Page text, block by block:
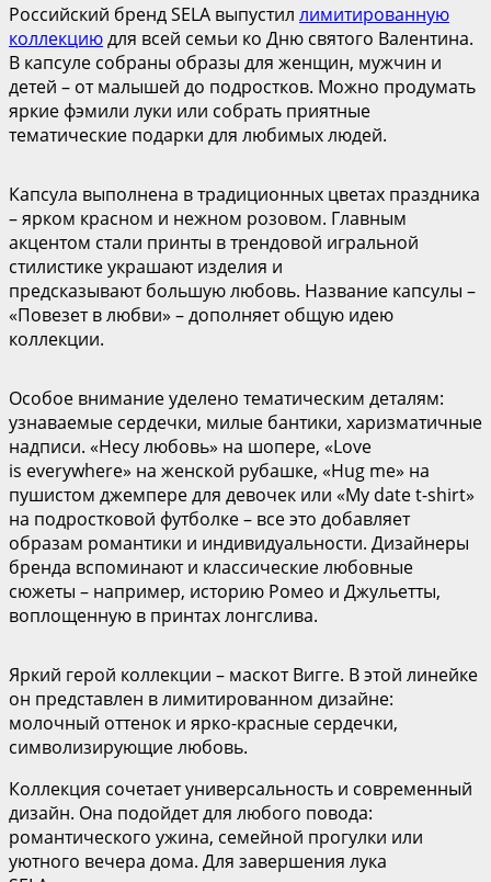
Российский бренд SELA выпустил лимитированную
коллекциюдля всей семьи ко Дню святого Валентина.
В капсуле собраны образы для женщин, мужчин и
детей – от малышей до подростков. Можно продумать
яркие фэмили луки или собрать приятные
тематические подарки для любимых людей.
Капсула выполнена в традиционных цветах праздника
– ярком красном и нежном розовом. Главным
акцентом стали принты в трендовой игральной
стилистике украшают изделия и
предсказывают большую любовь. Название капсулы –
«Повезет в любви» – дополняет общую идею
коллекции.
Особое внимание уделено тематическим деталям:
узнаваемые сердечки, милые бантики, харизматичные
надписи. «Несу любовь» на шопере, «Love
is everywhere» на женской рубашке, «Hug me» на
пушистом джемпере для девочек или «My date t-shirt»
на подростковой футболке – все это добавляет
образам романтики и индивидуальности. Дизайнеры
бренда вспоминают и классические любовные
сюжеты – например, историю Ромео и Джульетты,
воплощенную в принтах лонгслива.
Яркий герой коллекции – маскот Вигге. В этой линейке
он представлен в лимитированном дизайне:
молочный оттенок и ярко-красные сердечки,
символизирующие любовь.
Коллекция сочетает универсальность и современный
дизайн. Она подойдет для любого повода:
романтического ужина, семейной прогулки или
уютного вечера дома. Для завершения лука